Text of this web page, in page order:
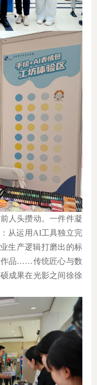
人头攒动。一件件凝
从运用 AI工具独立完
生产逻辑打磨出的标
品……传统匠心与数
成果在光影之间徐徐